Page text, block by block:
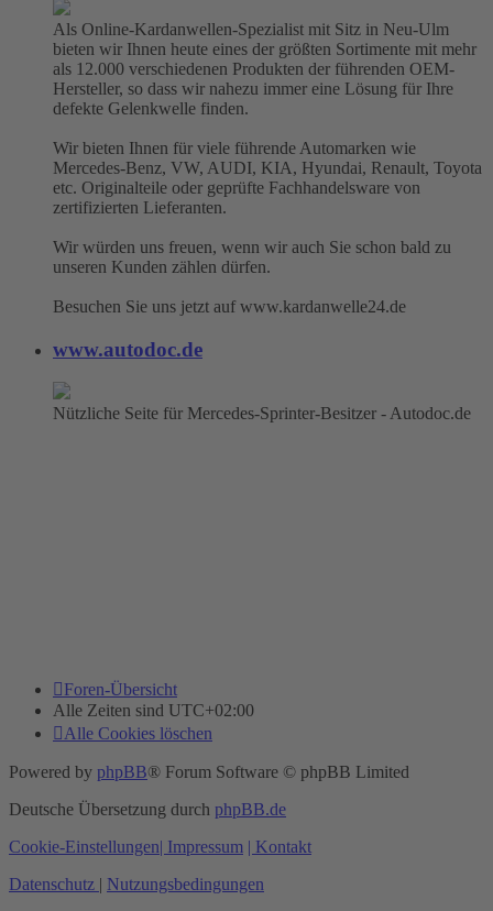
Als Online-Kardanwellen-Spezialist mit Sitz in Neu-Ulm
bieten wir Ihnen heute eines der größten Sortimente mit mehr
als 12.000 verschiedenen Produkten der führenden OEM-
Hersteller, so dass wir nahezu immer eine Lösung für Ihre
defekte Gelenkwelle finden.
Wir bieten Ihnen für viele führende Automarken wie
Mercedes-Benz, VW, AUDI, KIA, Hyundai, Renault, Toyota
etc. Originalteile oder geprüfte Fachhandelsware von
zertifizierten Lieferanten.
Wir würden uns freuen, wenn wir auch Sie schon bald zu
unseren Kunden zählen dürfen.
Besuchen Sie uns jetzt auf www.kardanwelle24.de
www.autodoc.de
Nützliche Seite für Mercedes-Sprinter-Besitzer - Autodoc.de
Foren-Übersicht
Alle Zeiten sind UTC+02:00
Alle Cookies löschen
Powered by phpBB® Forum Software © phpBB Limited
Deutsche Übersetzung durch phpBB.de
Cookie-Einstellungen| Impressum | Kontakt
Datenschutz | Nutzungsbedingungen